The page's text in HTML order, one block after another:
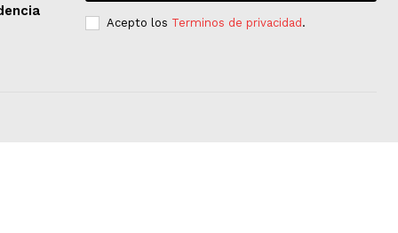
Acepto los Terminos de privacidad.